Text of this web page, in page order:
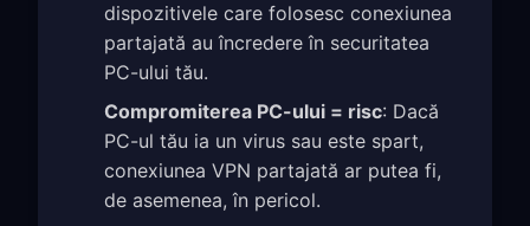
dispozitivele care folosesc conexiunea
partajată au încredere în securitatea
PC-ului tău.
Compromiterea PC-ului = risc: Dacă
PC-ul tău ia un virus sau este spart,
conexiunea VPN partajată ar putea fi,
de asemenea, în pericol.